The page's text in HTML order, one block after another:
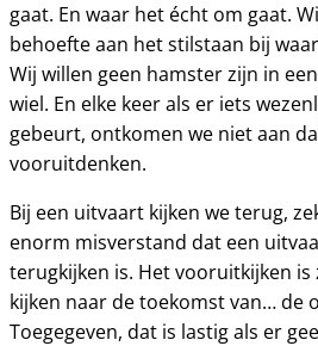
gaat. En waar het écht om gaat.
behoefte aan het stilstaan bij
Wij willen geen hamster zijn in
wiel. En elke keer als er iets
gebeurt, ontkomen we niet aan
vooruitdenken.
Bij een uitvaart kijken we terug,
enorm misverstand dat een
terugkijken is. Het vooruitkijken is
kijken naar de toekomst van… de
Toegegeven, dat is lastig als er